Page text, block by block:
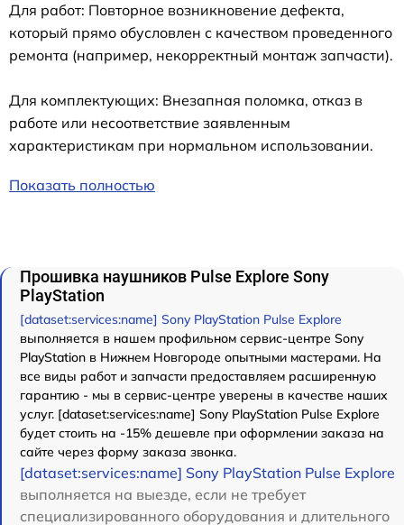
Для работ: Повторное возникновение дефекта,
который прямо обусловлен с качеством проведенного
ремонта (например, некорректный монтаж запчасти).
Для комплектующих: Внезапная поломка, отказ в
работе или несоответствие заявленным
характеристикам при нормальном использовании.
Показать полностью
Прошивка наушников Pulse Explore Sony
PlayStation
[dataset:services:name] Sony PlayStation Pulse Explore
выполняется в нашем профильном сервис-центре Sony
PlayStation в Нижнем Новгороде опытными мастерами. На
все виды работ и запчасти предоставляем расширенную
гарантию - мы в сервис-центре уверены в качестве наших
услуг. [dataset:services:name] Sony PlayStation Pulse Explore
будет стоить на -15% дешевле при оформлении заказа на
сайте через форму заказа звонка.
[dataset:services:name] Sony PlayStation Pulse Explore
выполняется на выезде, если не требует
специализированного оборудования и длительного